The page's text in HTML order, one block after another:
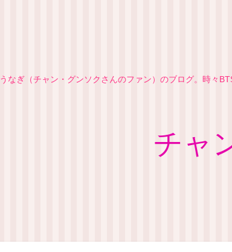
うなぎ（チャン・グンソクさんのファン）のブログ。時々
チャ